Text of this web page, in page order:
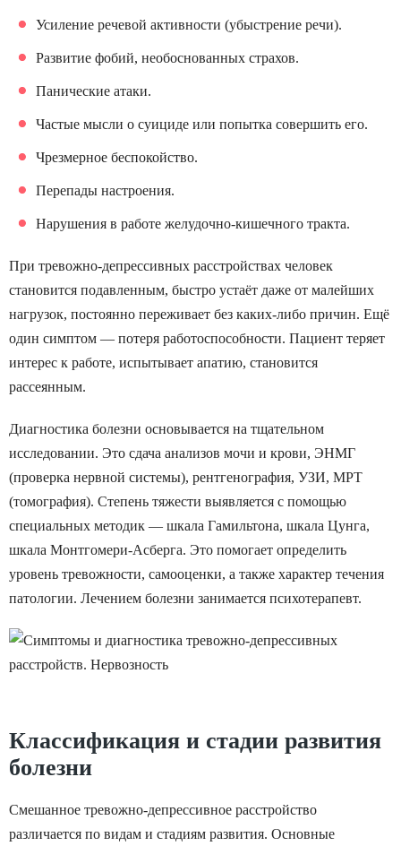
Усиление речевой активности (убыстрение речи).
Развитие фобий, необоснованных страхов.
Панические атаки.
Частые мысли о суициде или попытка совершить его.
Чрезмерное беспокойство.
Перепады настроения.
Нарушения в работе желудочно-кишечного тракта.
При тревожно-депрессивных расстройствах человек
становится подавленным, быстро устаёт даже от малейших
нагрузок, постоянно переживает без каких-либо причин. Ещё
один симптом — потеря работоспособности. Пациент теряет
интерес к работе, испытывает апатию, становится
рассеянным.
Диагностика болезни основывается на тщательном
исследовании. Это сдача анализов мочи и крови, ЭНМГ
(проверка нервной системы), рентгенография, УЗИ, МРТ
(томография). Степень тяжести выявляется с помощью
специальных методик — шкала Гамильтона, шкала Цунга,
шкала Монтгомери-Асберга. Это помогает определить
уровень тревожности, самооценки, а также характер течения
патологии. Лечением болезни занимается психотерапевт.
Классификация и стадии развития
болезни
Смешанное тревожно-депрессивное расстройство
различается по видам и стадиям развития. Основные